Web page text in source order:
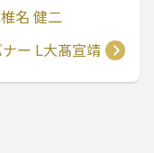
名 健二
ー L大髙宣靖